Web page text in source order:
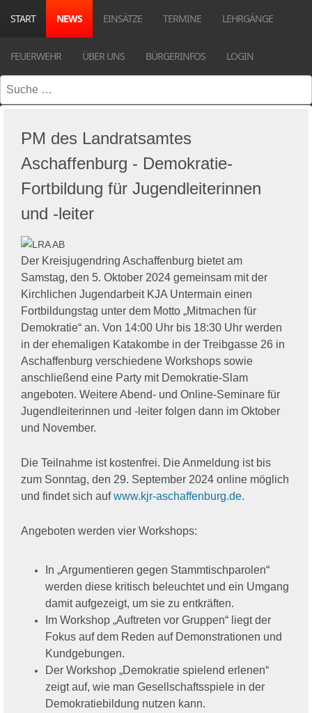
START NEWS EINSÄTZE TERMINE LEHRGÄNGE
FEUERWEHR ÜBER UNS BÜRGERINFOS LOGIN
Suchen
PM des Landratsamtes
Aschaffenburg - Demokratie-
Fortbildung für Jugendleiterinnen
und -leiter
Der Kreisjugendring Aschaffenburg bietet am
Samstag, den 5. Oktober 2024 gemeinsam mit der
Kirchlichen Jugendarbeit KJA Untermain einen
Fortbildungstag unter dem Motto „Mitmachen für
Demokratie“ an. Von 14:00 Uhr bis 18:30 Uhr werden
in der ehemaligen Katakombe in der Treibgasse 26 in
Aschaffenburg verschiedene Workshops sowie
anschließend eine Party mit Demokratie-Slam
angeboten. Weitere Abend- und Online-Seminare für
Jugendleiterinnen und -leiter folgen dann im Oktober
und November.
Die Teilnahme ist kostenfrei. Die Anmeldung ist bis
zum Sonntag, den 29. September 2024 online möglich
und findet sich aufwww.kjr-aschaffenburg.de.
Angeboten werden vier Workshops:
In „Argumentieren gegen Stammtischparolen“
werden diese kritisch beleuchtet und ein Umgang
damit aufgezeigt, um sie zu entkräften.
Im Workshop „Auftreten vor Gruppen“ liegt der
Fokus auf dem Reden auf Demonstrationen und
Kundgebungen.
Der Workshop „Demokratie spielend erlenen“
zeigt auf, wie man Gesellschaftsspiele in der
Demokratiebildung nutzen kann.